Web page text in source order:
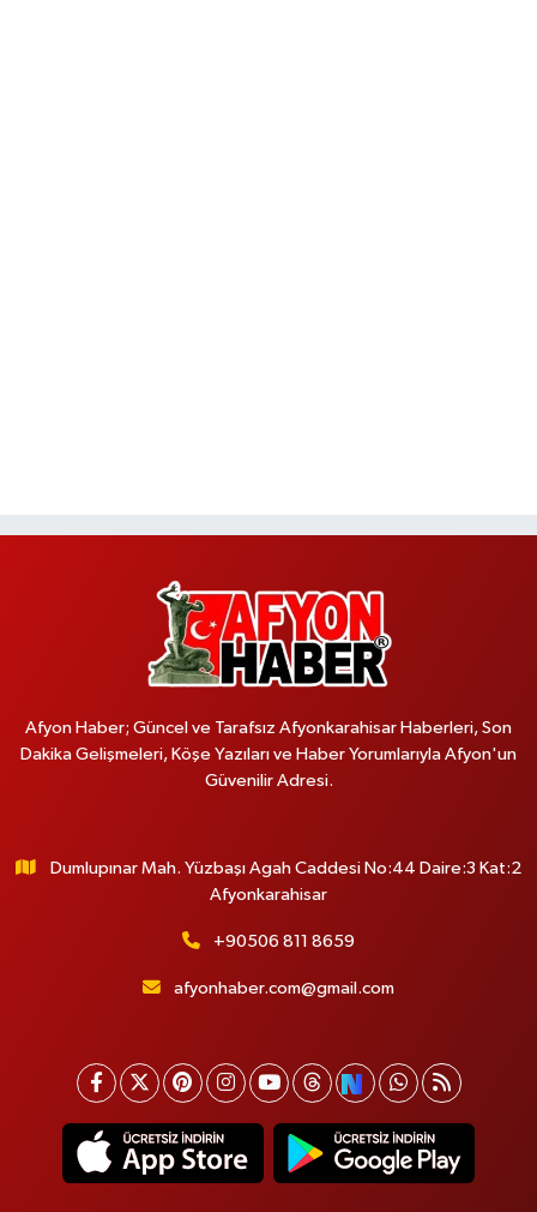
Afyon Haber; Güncel ve Tarafsız Afyonkarahisar Haberleri, Son
Dakika Gelişmeleri, Köşe Yazıları ve Haber Yorumlarıyla Afyon'un
Güvenilir Adresi.
Dumlupınar Mah. Yüzbaşı Agah Caddesi No:44 Daire:3 Kat:2
Afyonkarahisar
+90506 811 8659
afyonhaber.com@gmail.com